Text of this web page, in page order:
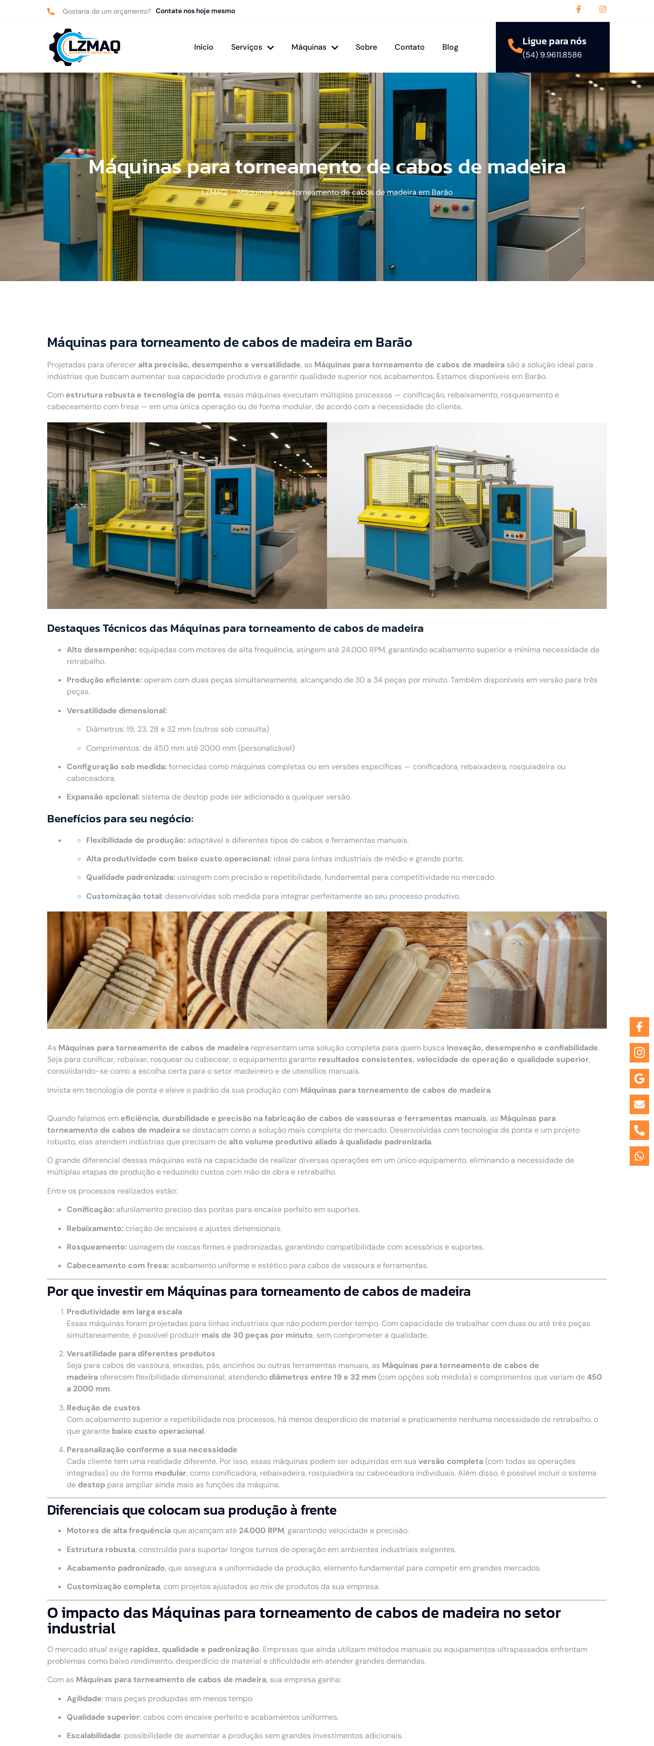
Gostaria de um orçamento? Contate nos hoje mesmo
Início Serviços Máquinas Sobre Contato Blog Ligue para nós
(54) 9.9611.8586
Máquinas para torneamento de cabos de madeira
LZMAQ Máquinas para torneamento de cabos de madeira em Barão
Máquinas para torneamento de cabos de madeira em Barão
Projetadas para oferecer alta precisão, desempenho e versatilidade, as Máquinas para torneamento de cabos de madeira são a solução ideal para
indústrias que buscam aumentar sua capacidade produtiva e garantir qualidade superior nos acabamentos. Estamos disponíveis em Barão.
Com estrutura robusta e tecnologia de ponta, essas máquinas executam múltiplos processos — conificação, rebaixamento, rosqueamento e
cabeceamento com fresa — em uma única operação ou de forma modular, de acordo com a necessidade do cliente.
Destaques Técnicos das Máquinas para torneamento de cabos de madeira
Alto desempenho: equipadas com motores de alta frequência, atingem até 24.000 RPM, garantindo acabamento superior e mínima necessidade de
retrabalho.
Produção eficiente: operam com duas peças simultaneamente, alcançando de 30 a 34 peças por minuto. Também disponíveis em versão para três
peças.
Versatilidade dimensional:
Diâmetros: 19, 23, 28 e 32 mm (outros sob consulta)
Comprimentos: de 450 mm até 2000 mm (personalizável)
Configuração sob medida:fornecidas como máquinas completas ou em versões específicas — conificadora, rebaixadeira, rosquiadeira ou
cabeceadora.
Expansão opcional: sistema de destop pode ser adicionado a qualquer versão.
Benefícios para seu negócio:
Flexibilidade de produção: adaptável a diferentes tipos de cabos e ferramentas manuais.
Alta produtividade com baixo custo operacional: ideal para linhas industriais de médio e grande porte.
Qualidade padronizada: usinagem com precisão e repetibilidade, fundamental para competitividade no mercado.
Customização total: desenvolvidas sob medida para integrar perfeitamente ao seu processo produtivo.
As Máquinas para torneamento de cabos de madeira representam uma solução completa para quem busca inovação, desempenho e confiabilidade.
Seja para conificar, rebaixar, rosquear ou cabecear, o equipamento garante resultados consistentes, velocidade de operação e qualidade superior,
consolidando-se como a escolha certa para o setor madeireiro e de utensílios manuais.
Invista em tecnologia de ponta e eleve o padrão da sua produção com Máquinas para torneamento de cabos de madeira.
Quando falamos em eficiência, durabilidade e precisão na fabricação de cabos de vassouras e ferramentas manuais, as Máquinas para
torneamento de cabos de madeira se destacam como a solução mais completa do mercado. Desenvolvidas com tecnologia de ponta e um projeto
robusto, elas atendem indústrias que precisam de alto volume produtivo aliado à qualidade padronizada.
O grande diferencial dessas máquinas está na capacidade de realizar diversas operações em um único equipamento, eliminando a necessidade de
múltiplas etapas de produção e reduzindo custos com mão de obra e retrabalho.
Entre os processos realizados estão:
Conificação: afunilamento preciso das pontas para encaixe perfeito em suportes.
Rebaixamento: criação de encaixes e ajustes dimensionais.
Rosqueamento: usinagem de roscas firmes e padronizadas, garantindo compatibilidade com acessórios e suportes.
Cabeceamento com fresa: acabamento uniforme e estético para cabos de vassoura e ferramentas.
Por que investir em Máquinas para torneamento de cabos de madeira
Produtividade em larga escala
Essas máquinas foram projetadas para linhas industriais que não podem perder tempo. Com capacidade de trabalhar com duas ou até três peças
simultaneamente, é possível produzir mais de 30 peças por minuto, sem comprometer a qualidade.
Versatilidade para diferentes produtos
Seja para cabos de vassoura, enxadas, pás, ancinhos ou outras ferramentas manuais, as Máquinas para torneamento de cabos de
madeira oferecem flexibilidade dimensional, atendendo diâmetros entre 19 e 32 mm (com opções sob medida) e comprimentos que variam de450
a 2000 mm.
Redução de custos
Com acabamento superior e repetibilidade nos processos, há menos desperdício de material e praticamente nenhuma necessidade de retrabalho, o
que garante baixo custo operacional.
Personalização conforme a sua necessidade
Cada cliente tem uma realidade diferente. Por isso, essas máquinas podem ser adquiridas em sua versão completa (com todas as operações
integradas) ou de forma modular, como conificadora, rebaixadeira, rosquiadeira ou cabeceadora individuais. Além disso, é possível incluir o sistema
de destop para ampliar ainda mais as funções da máquina.
Diferenciais que colocam sua produção à frente
Motores de alta frequência que alcançam até 24.000 RPM, garantindo velocidade e precisão.
Estrutura robusta, construída para suportar longos turnos de operação em ambientes industriais exigentes.
Acabamento padronizado, que assegura a uniformidade da produção, elemento fundamental para competir em grandes mercados.
Customização completa, com projetos ajustados ao mix de produtos da sua empresa.
O impacto das Máquinas para torneamento de cabos de madeira no setor
industrial
O mercado atual exige rapidez, qualidade e padronização. Empresas que ainda utilizam métodos manuais ou equipamentos ultrapassados enfrentam
problemas como baixo rendimento, desperdício de material e dificuldade em atender grandes demandas.
Com as Máquinas para torneamento de cabos de madeira, sua empresa ganha:
Agilidade: mais peças produzidas em menos tempo.
Qualidade superior: cabos com encaixe perfeito e acabamentos uniformes.
Escalabilidade: possibilidade de aumentar a produção sem grandes investimentos adicionais.